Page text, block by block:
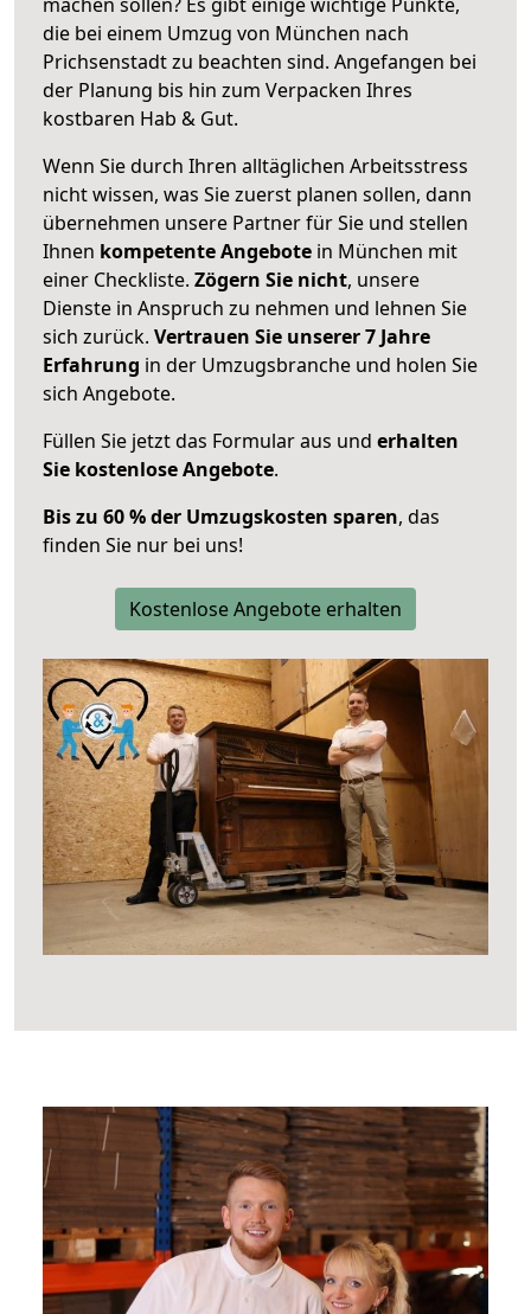
die bei einem Umzug von München nach
Prichsenstadt zu beachten sind. Angefangen bei
der Planung bis hin zum Verpacken Ihres
kostbaren Hab & Gut.
Wenn Sie durch Ihren alltäglichen Arbeitsstress
nicht wissen, was Sie zuerst planen sollen, dann
übernehmen unsere Partner für Sie und stellen
Ihnen kompetente Angebote in München mit
einer Checkliste. Zögern Sie nicht, unsere
Dienste in Anspruch zu nehmen und lehnen Sie
sich zurück. Vertrauen Sie unserer 7 Jahre
Erfahrung in der Umzugsbranche und holen Sie
sich Angebote.
Füllen Sie jetzt das Formular aus und erhalten
Sie kostenlose Angebote.
Bis zu 60 % der Umzugskosten sparen, das
finden Sie nur bei uns!
Kostenlose Angebote erhalten